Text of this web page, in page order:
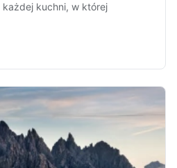
każdej kuchni, w której